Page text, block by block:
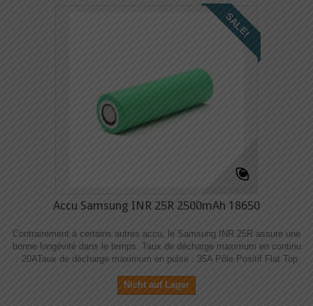
SALE!
Accu Samsung INR 25R 2500mAh 18650
Contrairement à certains autres accu, le Samsung INR 25R assure une
bonne longévité dans le temps. Taux de décharge maximum en continu
: 20ATaux de décharge maximum en pulse : 35A Pôle Positif Flat Top
Nicht auf Lager